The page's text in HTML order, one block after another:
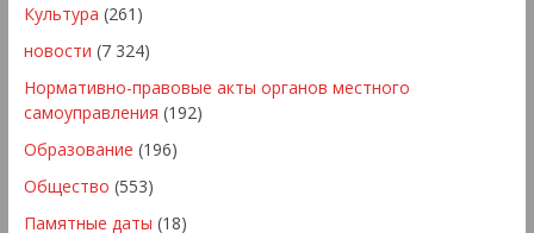
Культура (261)
новости (7 324)
Нормативно-правовые акты органов местного
самоуправления (192)
Образование (196)
Общество (553)
Памятные даты (18)